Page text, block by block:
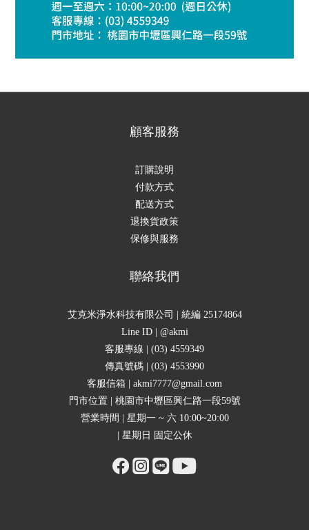
顧客服務
訂購說明
付款方式
配送方式
退換貨政策
保修與服務
聯絡我們
艾克米淨水科技有限公司 | 統編 25174864
Line ID | @akmi
客服專線 | (03) 4559349
傳真號碼 | (03) 4553990
客服信箱 | akmi7777@gmail.com
門市位置 | 桃園市中壢區興仁路一段59號
營業時間 | 星期一 ~ 六 10:00~20:00
| 星期日 固定公休